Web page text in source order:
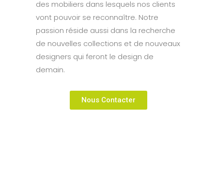
des mobiliers dans lesquels nos clients
vont pouvoir se reconnaître. Notre
passion réside aussi dans la recherche
de nouvelles collections et de nouveaux
designers qui feront le design de
demain.
Nous Contacter